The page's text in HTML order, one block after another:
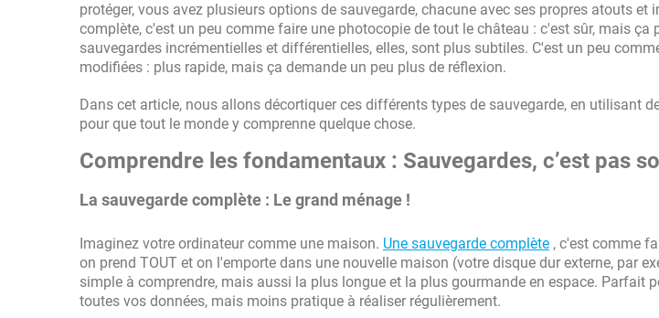
protéger, vous avez plusieurs options de sauvegarde, chacune avec ses propres atouts et
complète, c'est un peu comme faire une photocopie de tout le château : c'est sûr, mais ça
sauvegardes incrémentielles et différentielles, elles, sont plus subtiles. C'est un peu
modifiées : plus rapide, mais ça demande un peu plus de réflexion.
Dans cet article, nous allons décortiquer ces différents types de sauvegarde, en utilisant
pour que tout le monde y comprenne quelque chose.
Comprendre les fondamentaux : Sauvegardes, c’est pas
La sauvegarde complète : Le grand ménage !
Imaginez votre ordinateur comme une maison. Une sauvegarde complète , c'est comme
on prend TOUT et on l'emporte dans une nouvelle maison (votre disque dur externe, par
simple à comprendre, mais aussi la plus longue et la plus gourmande en espace. Parfait
toutes vos données, mais moins pratique à réaliser régulièrement.